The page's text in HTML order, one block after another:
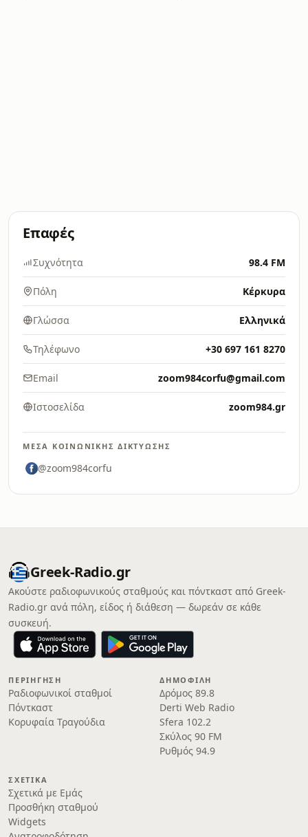
Επαφές
Συχνότητα 98.4 FM
Πόλη Κέρκυρα
Γλώσσα Ελληνικά
Τηλέφωνο +30 697 161 8270
Email zoom984corfu@gmail.com
Ιστοσελίδα zoom984.gr
ΜΈΣΑ ΚΟΙΝΩΝΙΚΉΣ ΔΙΚΤΎΩΣΗΣ
@zoom984corfu
Greek-Radio.gr
Ακούστε ραδιοφωνικούς σταθμούς και πόντκαστ από Greek-
Radio.gr ανά πόλη, είδος ή διάθεση — δωρεάν σε κάθε
συσκευή.
ΠΕΡΙΉΓΗΣΗ
Ραδιοφωνικοί σταθμοί
Πόντκαστ
Κορυφαία Τραγούδια
ΔΗΜΟΦΙΛΉ
Δρόμος 89.8
Derti Web Radio
Sfera 102.2
Σκύλος 90 FM
Ρυθμός 94.9
ΣΧΕΤΙΚΆ
Σχετικά με Εμάς
Προσθήκη σταθμού
Widgets